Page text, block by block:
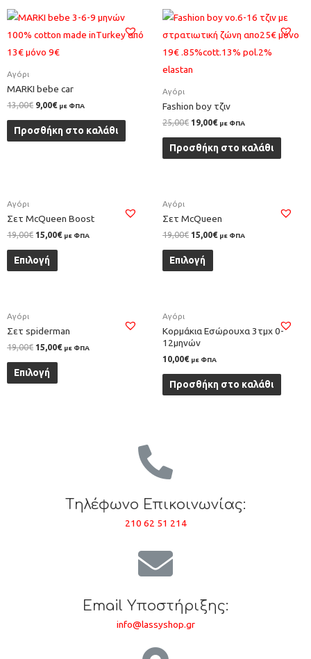
Αγόρι
MARKI bebe car
13,00€ 9,00€ με ΦΠΑ
Προσθήκη στο καλάθι
Αγόρι
Fashion boy τζιν
25,00€ 19,00€ με ΦΠΑ
Προσθήκη στο καλάθι
Αγόρι
Σετ McQueen Boost
19,00€ 15,00€ με ΦΠΑ
Επιλογή
Αγόρι
Σετ McQueen
19,00€ 15,00€ με ΦΠΑ
Επιλογή
Αγόρι
Σετ spiderman
19,00€ 15,00€ με ΦΠΑ
Επιλογή
Αγόρι
Κορμάκια Εσώρουχα 3τμχ 0-
12μηνών
10,00€ με ΦΠΑ
Προσθήκη στο καλάθι
Tηλέφωνο Επικοινωνίας:
210 62 51 214
Email Υποστήριξης:
info@lassyshop.gr